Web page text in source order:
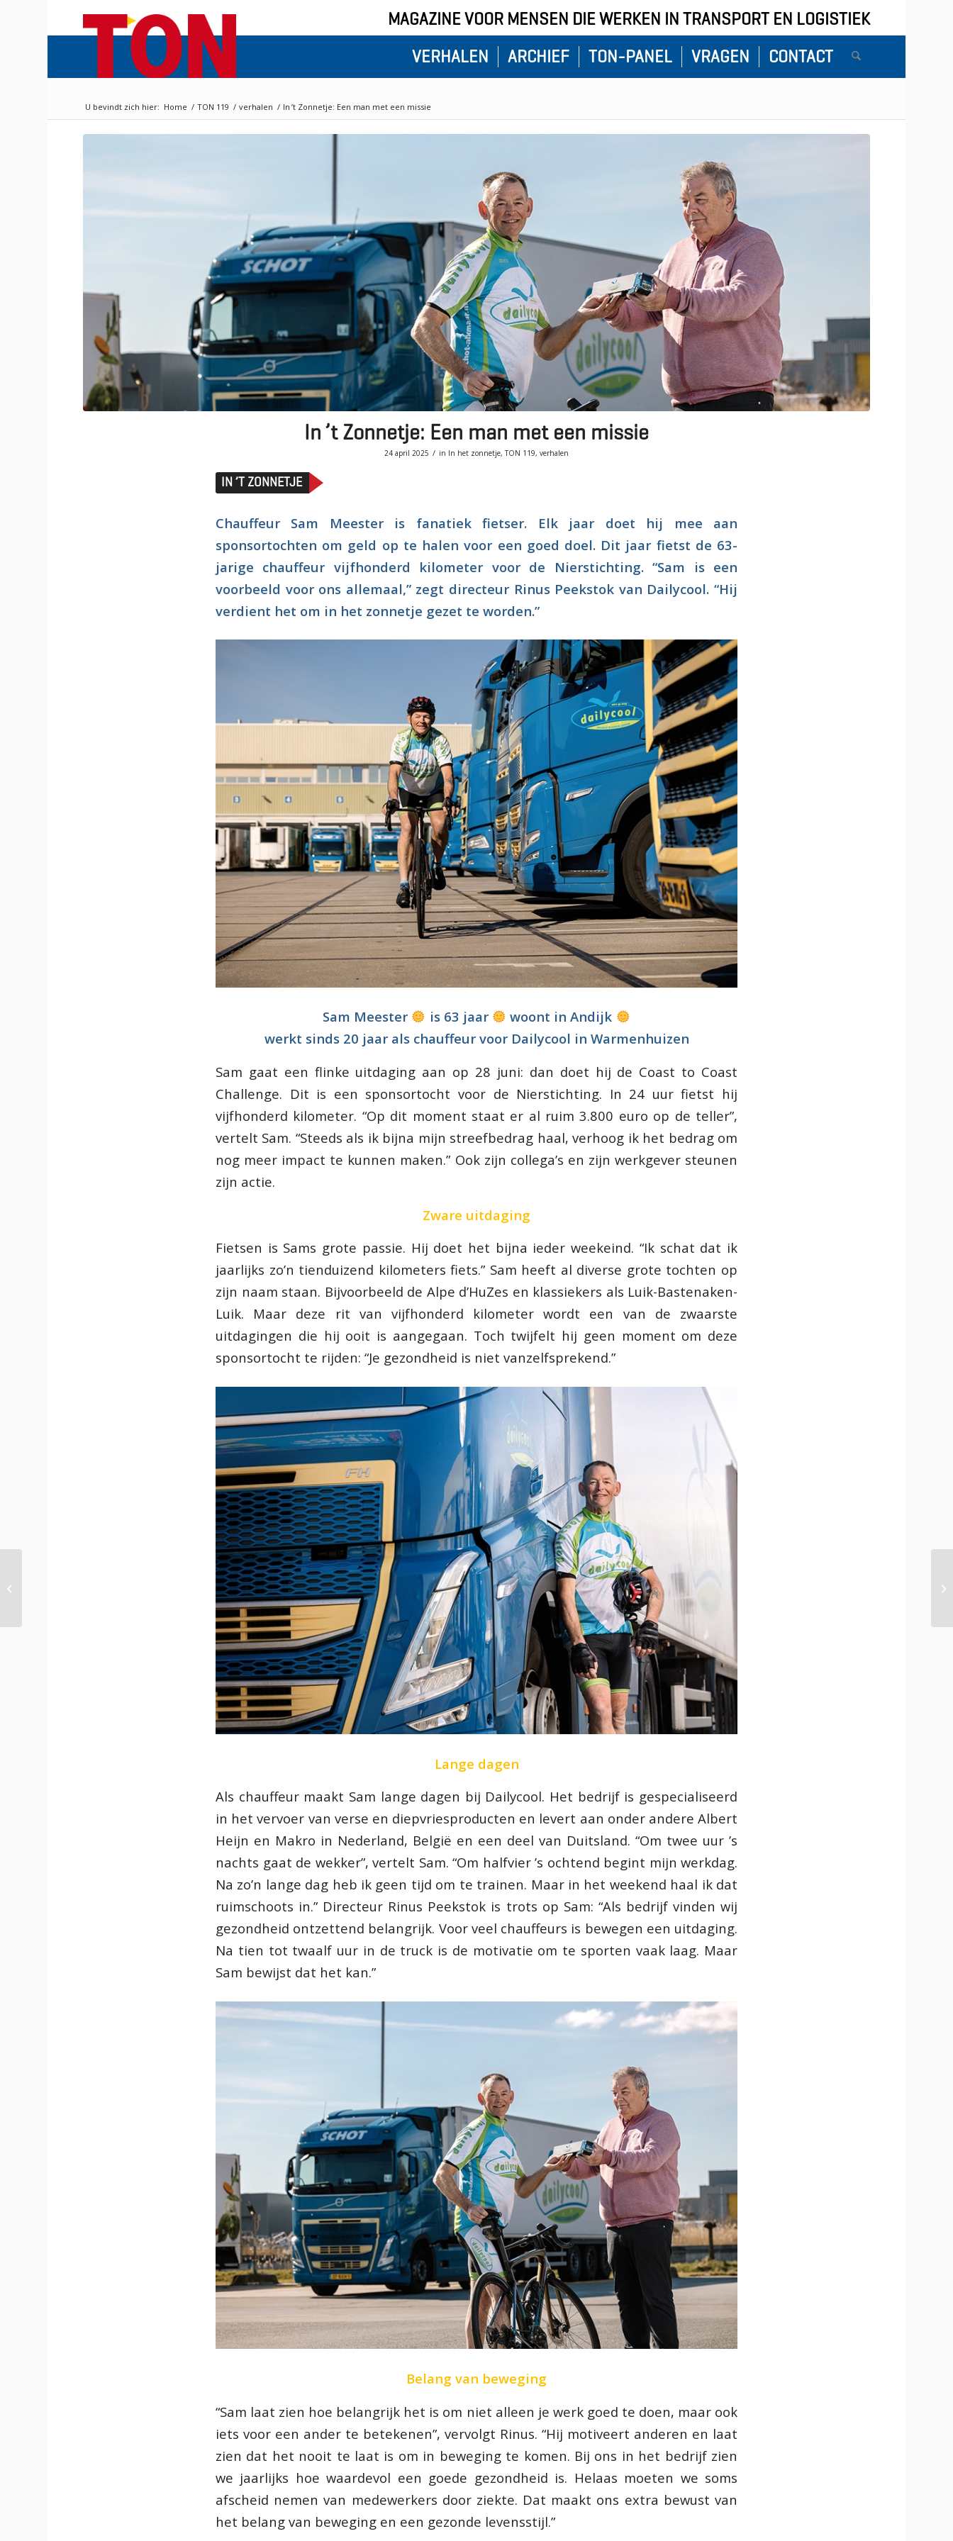
MAGAZINE VOOR MENSEN DIE WERKEN IN TRANSPORT EN LOGISTIEK
VERHALEN
ARCHIEF TON-PANEL VRAGEN CONTACT
U bevindt zich hier: Home / TON 119 / verhalen / In ’t Zonnetje: Een man met een missie
In ’t Zonnetje: Een man met een missie
24 april 2025 / in In het zonnetje, TON 119, verhalen
IN ’T ZONNETJE
Chauffeur Sam Meester is fanatiek fietser. Elk jaar doet hij mee aan
sponsortochten om geld op te halen voor een goed doel. Dit jaar fietst de 63-
jarige chauffeur vijfhonderd kilometer voor de Nierstichting. “Sam is een
voorbeeld voor ons allemaal,” zegt directeur Rinus Peekstok van Dailycool. “Hij
verdient het om in het zonnetje gezet te worden.”
Sam Meester is 63 jaar
woont in Andijk
werkt sinds 20 jaar als chauffeur voor Dailycool in Warmenhuizen
Sam gaat een flinke uitdaging aan op 28 juni: dan doet hij de Coast to Coast
Challenge. Dit is een sponsortocht voor de Nierstichting. In 24 uur fietst hij
vijfhonderd kilometer. “Op dit moment staat er al ruim 3.800 euro op de teller”,
vertelt Sam. “Steeds als ik bijna mijn streefbedrag haal, verhoog ik het bedrag om
nog meer impact te kunnen maken.” Ook zijn collega’s en zijn werkgever steunen
zijn actie.
Zware uitdaging
Fietsen is Sams grote passie. Hij doet het bijna ieder weekeind. “Ik schat dat ik
jaarlijks zo’n tienduizend kilometers fiets.” Sam heeft al diverse grote tochten op
zijn naam staan. Bijvoorbeeld de Alpe d’HuZes en klassiekers als Luik-Bastenaken-
Luik. Maar deze rit van vijfhonderd kilometer wordt een van de zwaarste
uitdagingen die hij ooit is aangegaan. Toch twijfelt hij geen moment om deze
sponsortocht te rijden: “Je gezondheid is niet vanzelfsprekend.”
Lange dagen
Als chauffeur maakt Sam lange dagen bij Dailycool. Het bedrijf is gespecialiseerd
in het vervoer van verse en diepvriesproducten en levert aan onder andere Albert
Heijn en Makro in Nederland, België en een deel van Duitsland. “Om twee uur ’s
nachts gaat de wekker”, vertelt Sam. “Om halfvier ’s ochtend begint mijn werkdag.
Na zo’n lange dag heb ik geen tijd om te trainen. Maar in het weekend haal ik dat
ruimschoots in.” Directeur Rinus Peekstok is trots op Sam: “Als bedrijf vinden wij
gezondheid ontzettend belangrijk. Voor veel chauffeurs is bewegen een uitdaging.
Na tien tot twaalf uur in de truck is de motivatie om te sporten vaak laag. Maar
Sam bewijst dat het kan.”
Belang van beweging
“Sam laat zien hoe belangrijk het is om niet alleen je werk goed te doen, maar ook
iets voor een ander te betekenen”, vervolgt Rinus. “Hij motiveert anderen en laat
zien dat het nooit te laat is om in beweging te komen. Bij ons in het bedrijf zien
we jaarlijks hoe waardevol een goede gezondheid is. Helaas moeten we soms
afscheid nemen van medewerkers door ziekte. Dat maakt ons extra bewust van
het belang van beweging en een gezonde levensstijl.”